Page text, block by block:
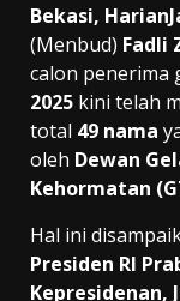
Bekasi,
(Menbud) Fadli
calon penerima
2025 kini telah
total 49 nama
oleh Dewan
Kehormatan
Hal ini
Presiden RI
Kepresidenan,